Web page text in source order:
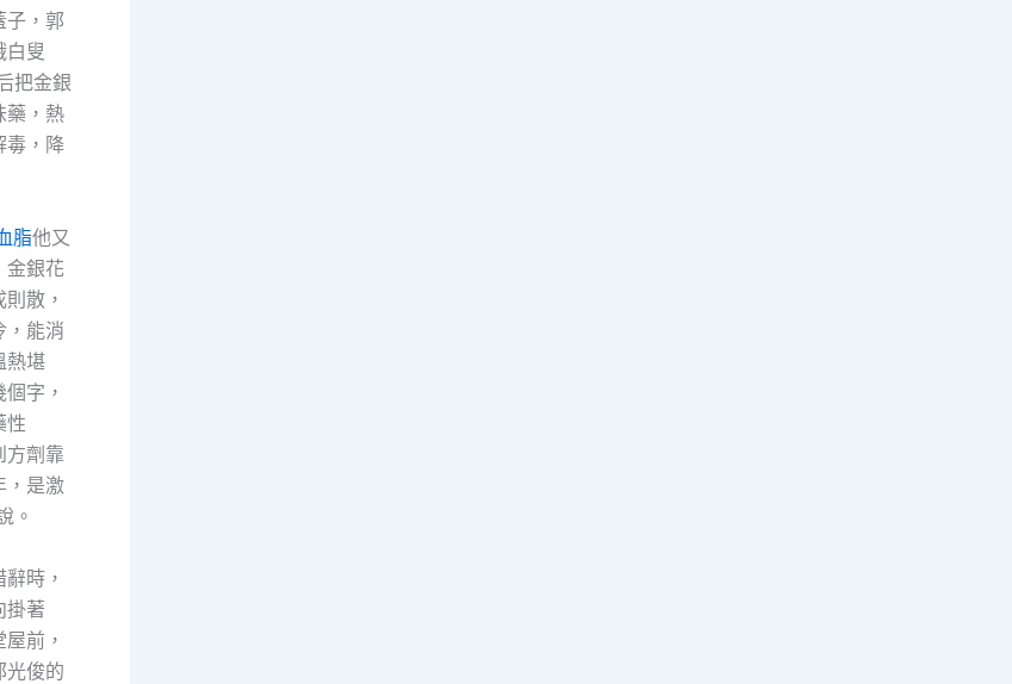
，郭
白叟
把金銀
藥，熱
毒，降
脂他又
金銀花
散，
，能消
熱堪
字，
性
方劑靠
，是激
。
時，
掛著
前，
光俊的